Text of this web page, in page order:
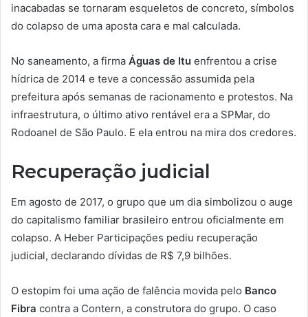
inacabadas se tornaram esqueletos de concreto, símbolos
do colapso de uma aposta cara e mal calculada.
No saneamento, a firma Águas de Itu enfrentou a crise
hídrica de 2014 e teve a concessão assumida pela
prefeitura após semanas de racionamento e protestos. Na
infraestrutura, o último ativo rentável era a SPMar, do
Rodoanel de São Paulo. E ela entrou na mira dos credores.
Recuperação judicial
Em agosto de 2017, o grupo que um dia simbolizou o auge
do capitalismo familiar brasileiro entrou oficialmente em
colapso. A Heber Participações pediu recuperação
judicial, declarando dívidas de R$ 7,9 bilhões.
O estopim foi uma ação de falência movida pelo Banco
Fibra contra a Contern, a construtora do grupo. O caso